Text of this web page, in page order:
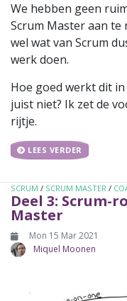
We hebben geen
Scrum Master aan te
wel wat van Scrum
werk doen.
Hoe goed werkt dit
juist niet? Ik zet de
rijtje.
LEES VERDER
SCRUM / SCRUM MASTER /
Deel 3: Scrum-
Master
Mon 15 Mar 2021
Miquel Moonen